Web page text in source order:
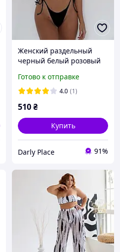
Женский раздельный
черный белый розовый
сьемными чашками на
завязках; размер
Готово к отправке
4.0 (1)
510₴
Купить
Darly Place 91%